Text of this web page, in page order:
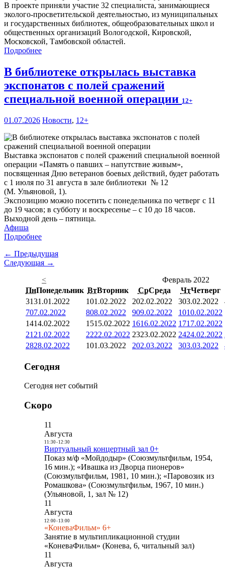
В проекте приняли участие 32 специалиста, занимающиеся
эколого-просветительской деятельностью, из муниципальных
и государственных библиотек, общеобразовательных школ и
общественных организаций Вологодской, Кировской,
Московской, Тамбовской областей.
Подробнее
В библиотеке открылась выставка
экспонатов с полей сражений
специальной военной операции 12+
01.07.2026 Новости, 12+
Выставка экспонатов с полей сражений специальной военной
операции «Память о павших – напутствие живым»,
посвященная Дню ветеранов боевых действий, будет работать
с 1 июля по 31 августа в зале библиотеки № 12
(М. Ульяновой, 1).
Экспозицию можно посетить с понедельника по четверг с 11
до 19 часов; в субботу и воскресенье – с 10 до 18 часов.
Выходной день – пятница.
Афиша
Подробнее
← Предыдущая
Следующая →
<
Февраль 2022
ПнПонедельник ВтВторник СрСреда ЧтЧетверг
3131.01.2022 101.02.2022 202.02.2022 303.02.2022
707.02.2022 808.02.2022 909.02.2022 1010.02.2022
1414.02.2022 1515.02.2022 1616.02.2022 1717.02.2022
21 21.02.2022 2222.02.2022 2323.02.2022 2424.02.2022
2828.02.2022 101.03.2022 202.03.2022 303.03.2022
Сегодня
Сегодня нет событий
Скоро
11
Августа
11:30- 12:30
Виртуальный концертный зал 0+
Показ м/ф «Мойдодыр» (Союзмультфильм, 1954,
16 мин.); «Ивашка из Дворца пионеров»
(Союзмультфильм, 1981, 10 мин.); «Паровозик из
Ромашкова» (Союзмультфильм, 1967, 10 мин.)
(Ульяновой, 1, зал № 12)
11
Августа
12:00- 13:00
«КоневаФильм» 6+
Занятие в мультипликационной студии
«КоневаФильм» (Конева, 6, читальный зал)
11
Августа